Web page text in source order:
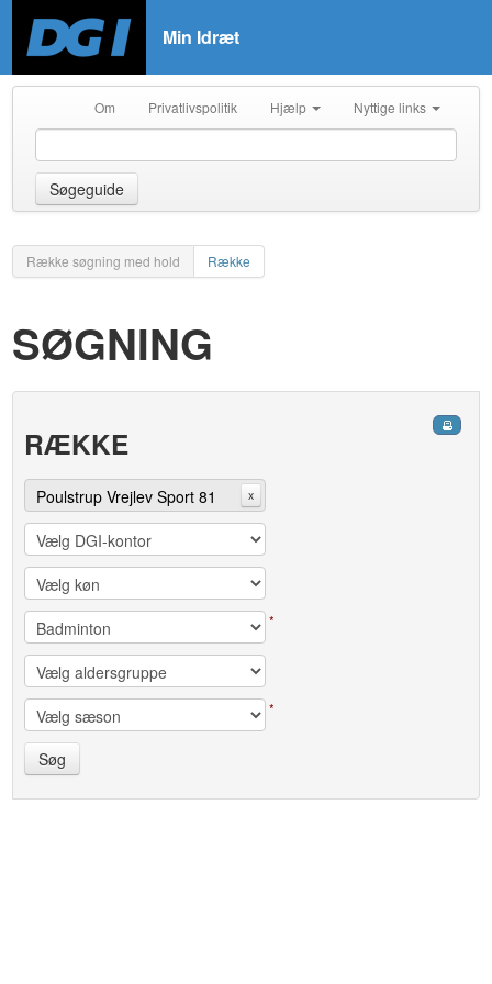
Min Idræt
Om Privatlivspolitik Hjælp Nyttige links
Søgeguide
Række søgning med hold Række
SØGNING
RÆKKE
Poulstrup Vrejlev Sport 81 x
*
*